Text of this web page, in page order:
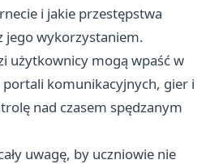
i jakie przestępstwa
jego wykorzystaniem.
użytkownicy mogą wpaść w
portali komunikacyjnych, gier i
nad czasem spędzanym
uwagę, by uczniowie nie